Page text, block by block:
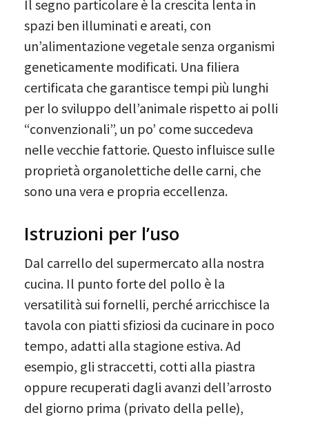
Il segno particolare è la crescita lenta in
spazi ben illuminati e areati, con
un’alimentazione vegetale senza organismi
geneticamente modificati. Una filiera
certificata che garantisce tempi più lunghi
per lo sviluppo dell’animale rispetto ai polli
“convenzionali”, un po’ come succedeva
nelle vecchie fattorie. Questo influisce sulle
proprietà organolettiche delle carni, che
sono una vera e propria eccellenza.
Istruzioni per l’uso
Dal carrello del supermercato alla nostra
cucina. Il punto forte del pollo è la
versatilità sui fornelli, perché arricchisce la
tavola con piatti sfiziosi da cucinare in poco
tempo, adatti alla stagione estiva. Ad
esempio, gli straccetti, cotti alla piastra
oppure recuperati dagli avanzi dell’arrosto
del giorno prima (privato della pelle),